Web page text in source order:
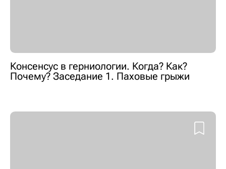
Консенсус в герниологии. Когда? Как?
Почему? Заседание 1. Паховые грыжи